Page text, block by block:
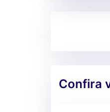
Confira